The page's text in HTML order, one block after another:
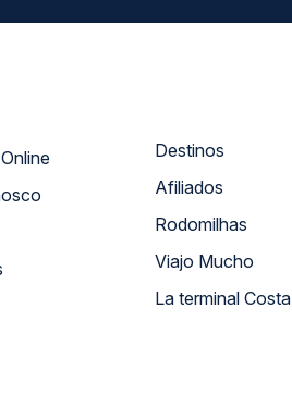
Atendimento Online
Destinos
Afiliados
Rodomilhas
Viajo Mucho